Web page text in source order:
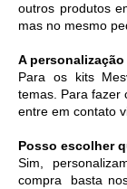
outros produtos
mas no mesmo
A
Para os kits
temas. Para fazer
entre em contato
Posso escolher
Sim,
compra  basta